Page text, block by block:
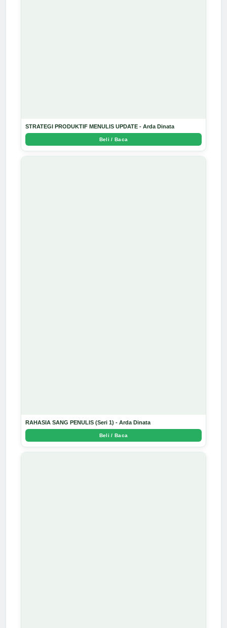
STRATEGI PRODUKTIF MENULIS UPDATE - Arda Dinata
Beli / Baca
RAHASIA SANG PENULIS (Seri 1) - Arda Dinata
Beli / Baca